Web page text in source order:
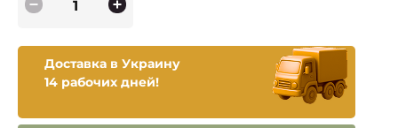
Доставка в Украину
14 рабочих дней!